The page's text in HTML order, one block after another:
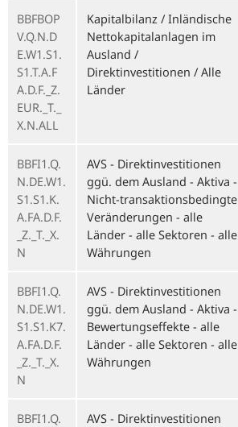
BBFBOP
V.Q.N.D
E.W1.S1.
S1.T.A.F
A.D.F._Z.
EUR._T._
X.N.ALL
Kapitalbilanz / Inländische
Nettokapitalanlagen im
Ausland /
Direktinvestitionen / Alle
Länder
BBFI1.Q.
N.DE.W1.
S1.S1.K.
A.FA.D.F.
_Z._T._X.
N
AVS - Direktinvestitionen
ggü. dem Ausland - Aktiva -
Nicht-transaktionsbedingte
Veränderungen - alle
Länder - alle Sektoren - alle
Währungen
BBFI1.Q.
N.DE.W1.
S1.S1.K7.
A.FA.D.F.
_Z._T._X.
N
AVS - Direktinvestitionen
ggü. dem Ausland - Aktiva -
Bewertungseffekte - alle
Länder - alle Sektoren - alle
Währungen
BBFI1.Q.
AVS - Direktinvestitionen